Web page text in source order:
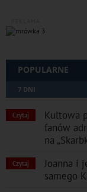
POPULARNE
7 DNI
Czytaj
Kultowa
fanów
na
Czytaj
Joanna i
samego